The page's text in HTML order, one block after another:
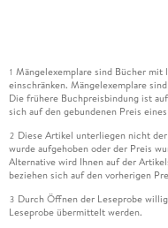
1 Mängelexemplare sind Bücher mit
einschränken. Mängelexemplare
Die frühere Buchpreisbindung ist
sich auf den gebundenen Preis
2 Diese Artikel unterliegen nicht
wurde aufgehoben oder der Preis
Alternative wird Ihnen auf der
beziehen sich auf den vorherigen
3 Durch Öffnen der Leseprobe
Leseprobe übermittelt werden.